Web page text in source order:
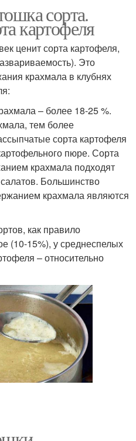
сорта.
картофеля
ценит сорта картофеля,
Это
крахмала в клубнях
– более 18-25 %.
тем более
сорта картофеля
пюре. Сорта
крахмала подходят
Большинство
крахмала являются
как правило
(10-15%), у среднеспелых
– относительно